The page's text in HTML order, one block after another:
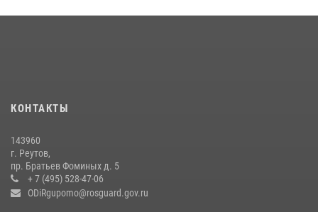
препятствий со стрельбой
Росгвардейцы открыли свои двери для школьников в Подмосковье
18 июля 2026, 07:03
КОНТАКТЫ
143960
г. Реутов,
пр. Братьев Фоминых д. 5
+ 7 (495) 528-47-06
ODiRgupomo@rosguard.gov.ru